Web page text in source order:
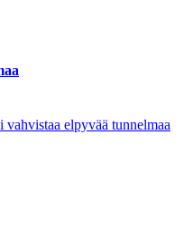
elpyvää tunnelmaa